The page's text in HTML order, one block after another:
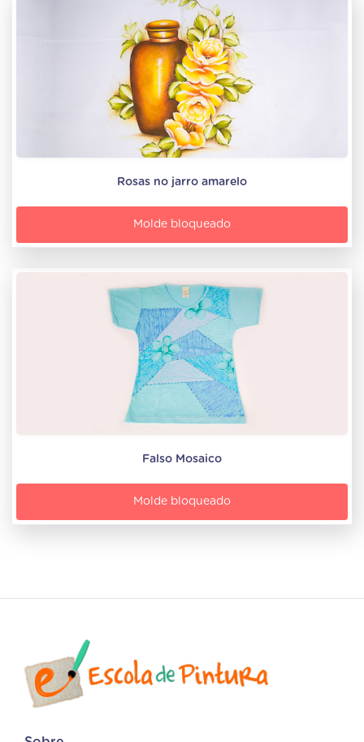
Rosas no jarro amarelo
Molde bloqueado
Falso Mosaico
Molde bloqueado